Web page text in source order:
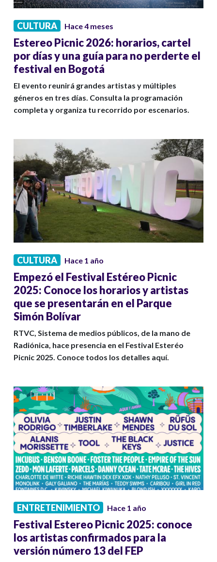
CULTURA Hace 4 meses
Estereo Picnic 2026: horarios, cartel
por días y una guía para no perderte el
festival en Bogotá
El evento reunirá grandes artistas y múltiples
géneros en tres días. Consulta la programación
completa y organiza tu recorrido por escenarios.
CULTURA Hace 1 año
Empezó el Festival Estéreo Picnic
2025: Conoce los horarios y artistas
que se presentarán en el Parque
Simón Bolívar
RTVC, Sistema de medios públicos, de la mano de
Radiónica, hace presencia en el Festival Esteréo
Picnic 2025. Conoce todos los detalles aquí.
ENTRETENIMIENTO Hace 1 año
Festival Estereo Picnic 2025: conoce
los artistas confirmados para la
versión número 13 del FEP